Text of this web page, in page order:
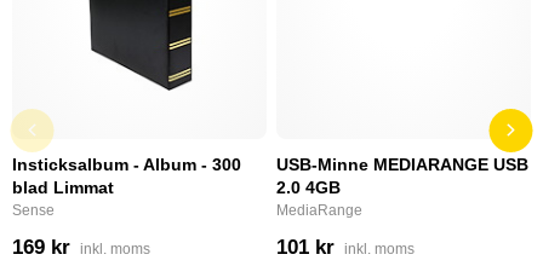
Insticksalbum - Album - 300
blad Limmat
Sense
169 kr inkl. moms
USB-Minne MEDIARANGE USB
2.0 4GB
MediaRange
101 kr inkl. moms